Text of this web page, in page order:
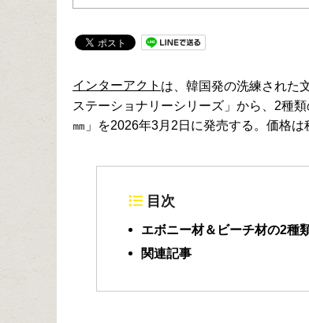
インターアクト は、 韓国発の洗練された
ステーショナリーシリーズ」から、2種
㎜」を2026年3月2日に発売する。価格は
目次
エボニー材＆ビーチ材の2種
関連記事